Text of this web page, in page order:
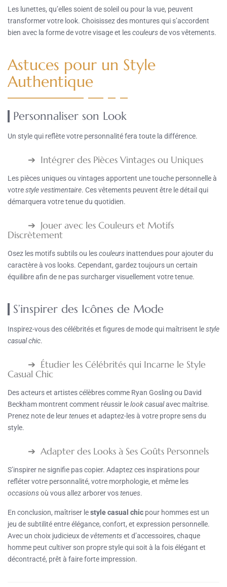
Les lunettes, qu’elles soient de soleil ou pour la vue, peuvent
transformer votre look. Choisissez des montures qui s’accordent
bien avec la forme de votre visage et lescouleursde vos vêtements.
Astuces pour un Style
Authentique
Personnaliser son Look
Un style qui reflète votre personnalité fera toute la différence.
Intégrer des Pièces Vintages ou Uniques
Les pièces uniques ou vintages apportent une touche personnelle à
votrestyle vestimentaire. Ces vêtements peuvent être le détail qui
démarquera votre tenue du quotidien.
Jouer avec les Couleurs et Motifs
Discrètement
Osez les motifs subtils ou lescouleurs inattendues pour ajouter du
caractère à vos looks. Cependant, gardez toujours un certain
équilibre afin de ne pas surcharger visuellement votre tenue.
S’inspirer des Icônes de Mode
Inspirez-vous des célébrités et figures de mode qui maîtrisent lestyle
casual chic.
Étudier les Célébrités qui Incarne le Style
Casual Chic
Des acteurs et artistes célèbres comme Ryan Gosling ou David
Beckham montrent comment réussir lelook casualavec maîtrise.
Prenez note de leurtenueset adaptez-les à votre propre sens du
style.
Adapter des Looks à Ses Goûts Personnels
S’inspirer ne signifie pas copier. Adaptez ces inspirations pour
refléter votre personnalité, votre morphologie, et même les
occasionsoù vous allez arborer vostenues.
En conclusion, maîtriser lestyle casual chic pour hommes est un
jeu de subtilité entre élégance, confort, et expression personnelle.
Avec un choix judicieux devêtementset d’accessoires, chaque
homme peut cultiver son propre style qui soit à la fois élégant et
décontracté, prêt à faire forte impression.